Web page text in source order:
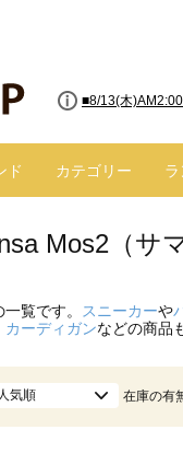
■8/13(木
ド カテゴリー
Mos2（サ
一覧です。 スニーカーや
カーディガンなどの商品
人気順 在庫の有